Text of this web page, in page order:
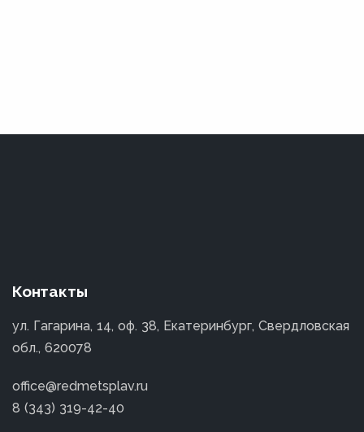
Контакты
ул. Гагарина, 14, оф. 38, Екатеринбург, Свердловская
обл., 620078
office@redmetsplav.ru
8 (343) 319-42-40